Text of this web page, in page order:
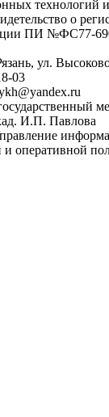
технологий
о
ПИ №ФС77-
ул.
03
И.П. Павлова
и оперативной